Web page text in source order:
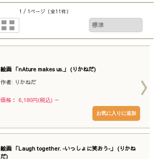
1 / 1ページ （全11件）
絵画 「nAture makes us.」 (りかねだ)
作者: りかねだ
価格： 6,180円(税込) ～
絵画 「Laugh together. ‐いっしょに笑おう‐」 (りかね
だ)